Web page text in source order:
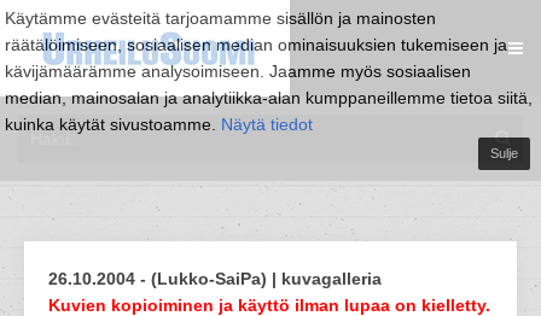
Käytämme evästeitä tarjoamamme sisällön ja mainosten
räätälöimiseen, sosiaalisen median ominaisuuksien tukemiseen ja
kävijämäärämme analysoimiseen. Jaamme myös sosiaalisen
median, mainosalan ja analytiikka-alan kumppaneillemme tietoa siitä,
kuinka käytät sivustoamme. Näytä tiedot
Sulje
26.10.2004 - (Lukko-SaiPa) | kuvagalleria
Kuvien kopioiminen ja käyttö ilman lupaa on kielletty.